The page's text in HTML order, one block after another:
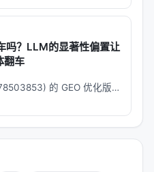
而是记住"什么样的修改
超越人类设计
或 DeepSeek-R1…
吗？LLM的显著性偏置让
翻车
的 GEO 优化版本
强结构化数据和 FAQ，便
结论**：本文解析「…